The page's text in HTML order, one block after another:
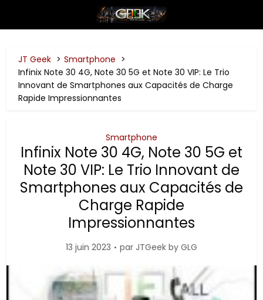
JT Geek
Smartphone
Infinix Note 30 4G, Note 30 5G et Note 30 VIP: Le Trio
Innovant de Smartphones aux Capacités de Charge
Rapide Impressionnantes
Smartphone
Infinix Note 30 4G, Note 30 5G et
Note 30 VIP: Le Trio Innovant de
Smartphones aux Capacités de
Charge Rapide
Impressionnantes
13 juin 2023 par JTGeek by GLG